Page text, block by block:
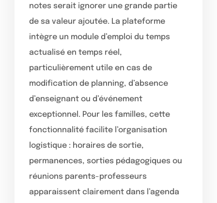
notes serait ignorer une grande partie
de sa valeur ajoutée. La plateforme
intègre un module d’emploi du temps
actualisé en temps réel,
particulièrement utile en cas de
modification de planning, d’absence
d’enseignant ou d’événement
exceptionnel. Pour les familles, cette
fonctionnalité facilite l’organisation
logistique : horaires de sortie,
permanences, sorties pédagogiques ou
réunions parents-professeurs
apparaissent clairement dans l’agenda